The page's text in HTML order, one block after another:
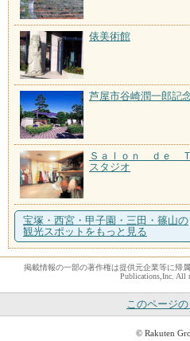
俵美術館
芦屋市谷崎潤一郎記
Ｓａｌｏｎ ｄｅ
スタジオ
宝塚・西宮・甲子園・三田・篠山の
観光スポットをもっと見る
掲載情報の一部の著作権は提供元企業等に帰
Publications,Inc. All
このページ
© Rakuten